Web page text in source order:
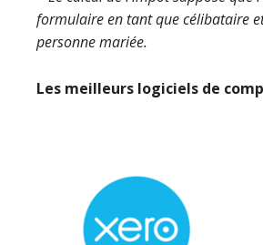
formulaire en tant que célibataire
personne mariée.
Les meilleurs logiciels de